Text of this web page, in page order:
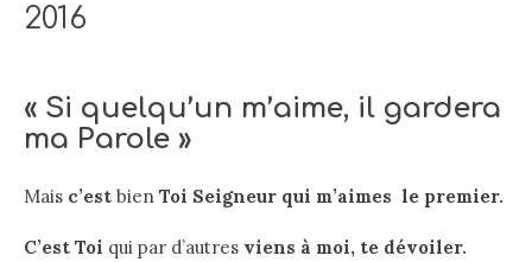
2016
« Si quelqu’un m’aime, il gardera
ma Parole »
Mais c’est bien Toi Seigneur qui m’aimes le premier.
C’est Toi qui par d’autres viens à moi, te dévoiler.